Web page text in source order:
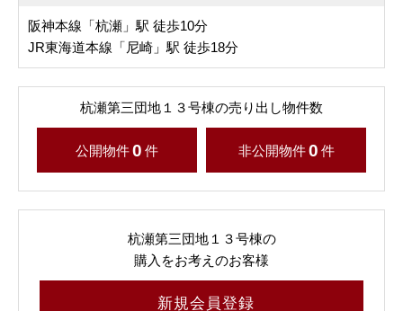
阪神本線「杭瀬」駅 徒歩10分
JR東海道本線「尼崎」駅 徒歩18分
杭瀬第三団地１３号棟の売り出し物件数
公開物件0 件 非公開物件 0 件
杭瀬第三団地１３号棟の
購入をお考えのお客様
新規会員登録